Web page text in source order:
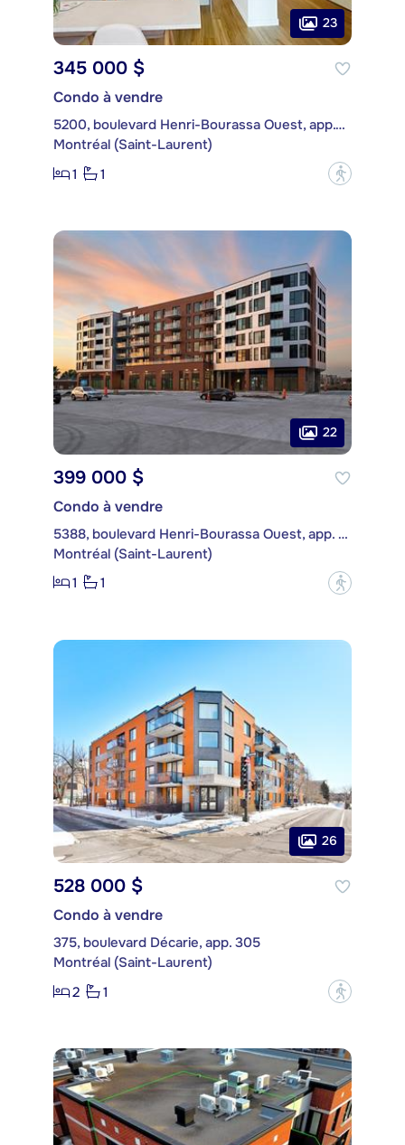
23
345 000 $
Condo à vendre
5200, boulevard Henri-Bourassa Ouest, app. 109
Montréal (Saint-Laurent)
1
1 ?
22
399 000 $
Condo à vendre
5388, boulevard Henri-Bourassa Ouest, app. 314
Montréal (Saint-Laurent)
1
1 ?
26
528 000 $
Condo à vendre
375, boulevard Décarie, app. 305
Montréal (Saint-Laurent)
2
1 ?